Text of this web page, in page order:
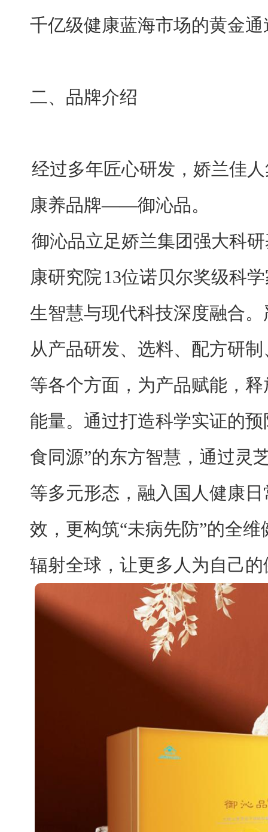
千亿级健康蓝海市场的黄金
二、 品牌介绍
经过多年匠心研发，娇兰佳
康养品牌——御沁品。
御沁品立足娇兰集团强大科
康研究院13位诺贝尔奖级科
生智慧与现代科技深度融合
从产品研发、选料、配方研
等各个方面，为产品赋能，
能量。通过打造科学实证的
食同源”的东方智慧，通过灵
等多元形态，融入国人健康
效，更构筑“未病先防”的全
辐射全球，让更多人为自己